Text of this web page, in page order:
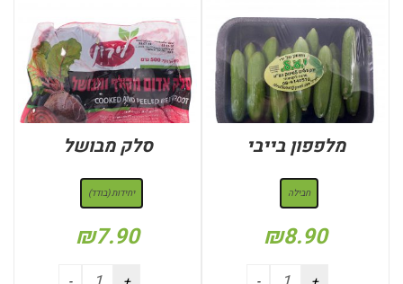
מלפפון בייבי
חבילה
₪8.90
סלק מבושל
יחידות (בודד)
₪7.90